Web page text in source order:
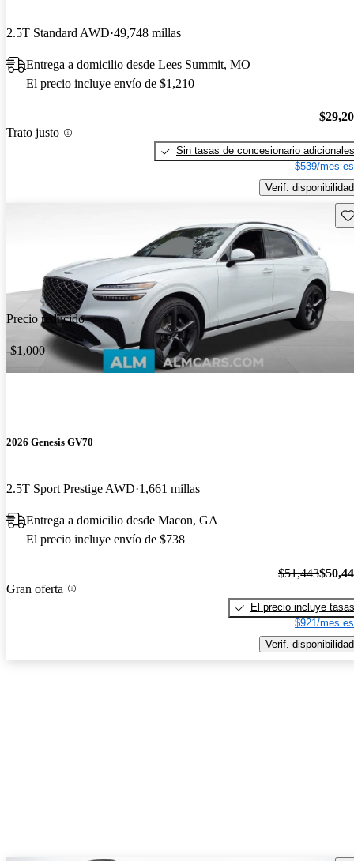
2.5T Standard AWD 49,748 millas
Entrega a domicilio desde Lees Summit, MO
El precio incluye envío de $1,210
Trato justo
Sin tasas de concesionario adicionales
$539/mes
Verif. disponibilidad
Precio reducido
-$1,000
2026 Genesis GV70
2.5T Sport Prestige AWD 1,661 millas
Entrega a domicilio desde Macon, GA
El precio incluye envío de $738
Gran oferta
$51,443
El precio incluye tasas
$921/mes
Verif. disponibilidad